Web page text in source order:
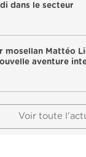
dans le secteur
mosellan Mattéo
aventure
Voir toute